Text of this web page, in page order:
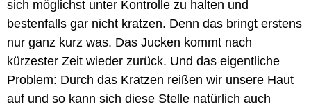
sich möglichst unter Kontrolle zu halten und
bestenfalls gar nicht kratzen. Denn das bringt erstens
nur ganz kurz was. Das Jucken kommt nach
kürzester Zeit wieder zurück. Und das eigentliche
Problem: Durch das Kratzen reißen wir unsere Haut
auf und so kann sich diese Stelle natürlich auch